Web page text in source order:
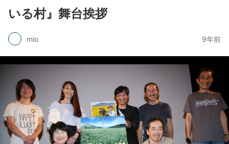
いる村』舞台挨拶
mio 9年前